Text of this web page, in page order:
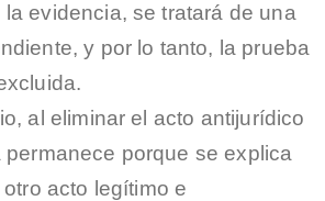
evidencia, se tratará de una
y por lo tanto, la prueba
al eliminar el acto antijurídico
permanece porque se explica
acto legítimo e